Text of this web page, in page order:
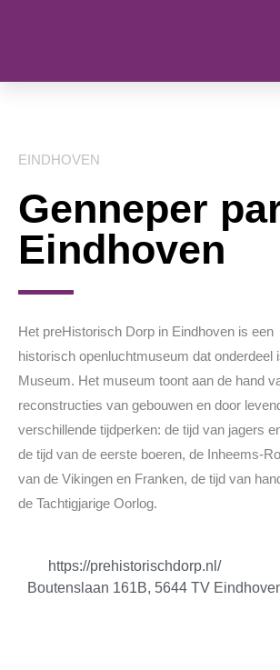
EINDHOVEN
Genneper
Eindhoven
Het preHistorisch Dorp in Eindhoven is een
historisch openluchtmuseum dat onderdeel
Museum. Het museum toont aan de hand
reconstructies van gebouwen en door
verschillende tijdperken: de tijd van jagers
de tijd van de eerste boeren, de Inheems-
van de Vikingen en Franken, de tijd van
de Tachtigjarige Oorlog.
https://prehistorischdorp.nl/
Boutenslaan 161B, 5644 TV